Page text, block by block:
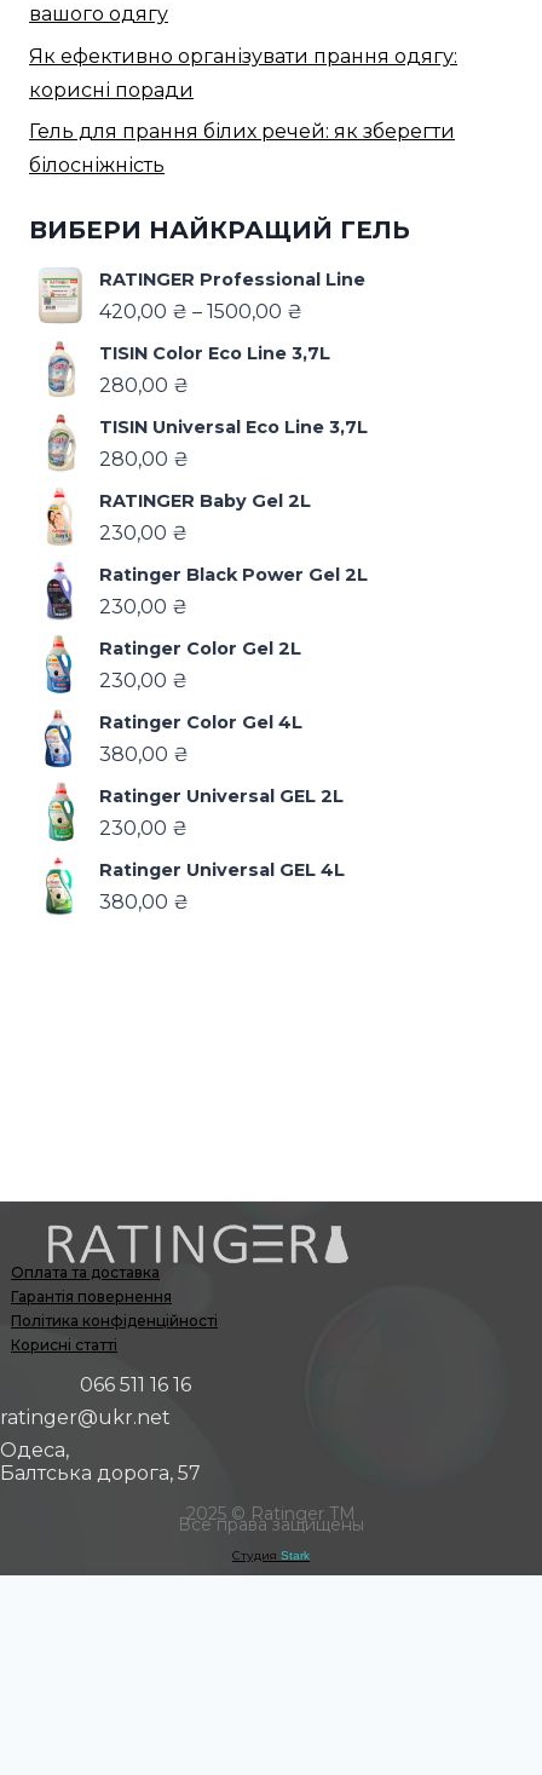
вашого одягу
Як ефективно організувати прання одягу:
корисні поради
Гель для прання білих речей: як зберегти
білосніжність
ВИБЕРИ НАЙКРАЩИЙ ГЕЛЬ
RATINGER Professional Line
420,00 ₴ – 1500,00 ₴
TISIN Color Eco Line 3,7L
280,00 ₴
TISIN Universal Eco Line 3,7L
280,00 ₴
RATINGER Baby Gel 2L
230,00 ₴
Ratinger Black Power Gel 2L
230,00 ₴
Ratinger Color Gel 2L
230,00 ₴
Ratinger Color Gel 4L
380,00 ₴
Ratinger Universal GEL 2L
230,00 ₴
Ratinger Universal GEL 4L
380,00 ₴
Оплата та доставка
Гарантія повернення
Політика конфіденційності
Корисні статті
066 511 16 16
ratinger@ukr.net
Одеса,
Балтська дорога, 57
2025 © Ratinger TM
Все права защищены
Студия Stark